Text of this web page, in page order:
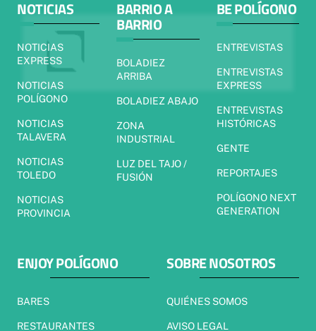
NOTICIAS
NOTICIAS
EXPRESS
NOTICIAS
POLÍGONO
NOTICIAS
TALAVERA
NOTICIAS
TOLEDO
NOTICIAS
PROVINCIA
BARRIO A
BARRIO
BOLADIEZ
ARRIBA
BOLADIEZ ABAJO
ZONA
INDUSTRIAL
LUZ DEL TAJO /
FUSIÓN
BE POLÍGONO
ENTREVISTAS
ENTREVISTAS
EXPRESS
ENTREVISTAS
HISTÓRICAS
GENTE
REPORTAJES
POLÍGONO NEXT
GENERATION
ENJOY POLÍGONO
BARES
RESTAURANTES
SOBRE NOSOTROS
QUIÉNES SOMOS
AVISO LEGAL